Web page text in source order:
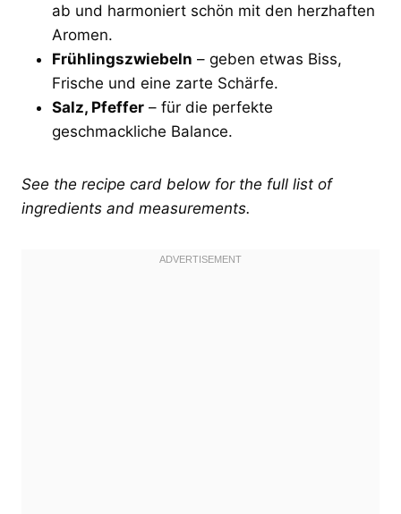
ab und harmoniert schön mit den herzhaften
Aromen.
Frühlingszwiebeln – geben etwas Biss,
Frische und eine zarte Schärfe.
Salz, Pfeffer – für die perfekte
geschmackliche Balance.
See the recipe card below for the full list of
ingredients and measurements.